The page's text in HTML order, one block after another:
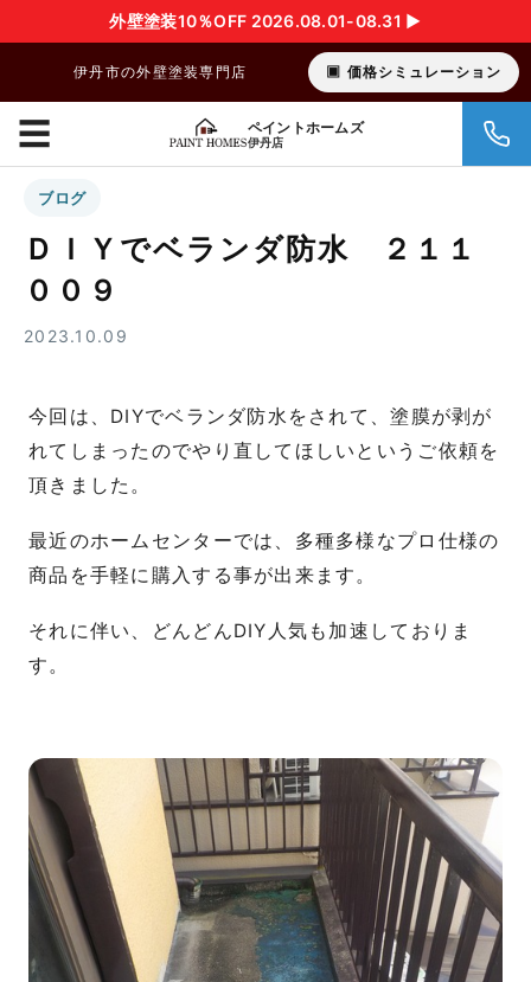
外壁塗装10％OFF 2026.08.01-08.31 ▶︎
伊丹市の外壁塗装専門店 価格シミュレーション
ペイントホームズ
伊丹店
☰
ブログ
ＤＩＹでベランダ防水 ２１１
００９
2023.10.09
今回は、DIYでベランダ防水をされて、塗膜が剥が
れてしまったのでやり直してほしいというご依頼を
頂きました。
最近のホームセンターでは、多種多様なプロ仕様の
商品を手軽に購入する事が出来ます。
それに伴い、どんどんDIY人気も加速しておりま
す。